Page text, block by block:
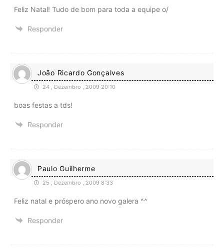
Feliz Natal! Tudo de bom para toda a equipe o/
Responder
João Ricardo Gonçalves
24 , Dezembro , 2009 20:10
boas festas a tds!
Responder
Paulo Guilherme
25 , Dezembro , 2009 8:33
Feliz natal e próspero ano novo galera ^^
Responder